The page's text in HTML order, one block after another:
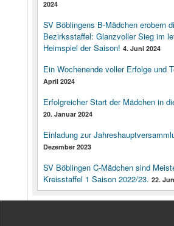
2024
SV Böblingens B-Mädchen erobern
Bezirksstaffel: Glanzvoller Sieg im
Heimspiel der Saison! 4. Juni 2024
Ein Wochenende voller Erfolge und
April 2024
Erfolgreicher Start der Mädchen in
20. Januar 2024
Einladung zur
Dezember 2023
SV Böblingen C-Mädchen sind
Kreisstaffel 1 Saison 2022/23. 22.